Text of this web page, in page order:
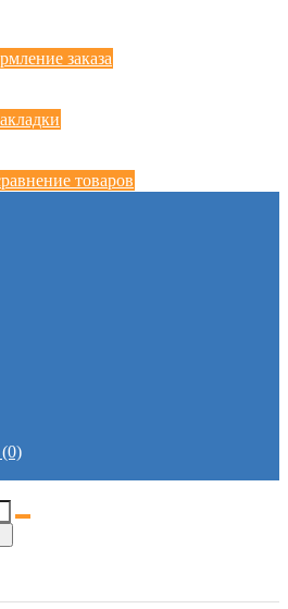
заказа
товаров